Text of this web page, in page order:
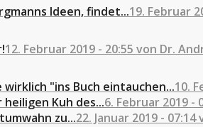
Ideen, findet...19. Februar
12. Februar 2019 - 20:55 von Dr.
wirklich "ins Buch eintauchen...10.
Kuh des...6. Februar 2019
zu...22. Januar 2019 -